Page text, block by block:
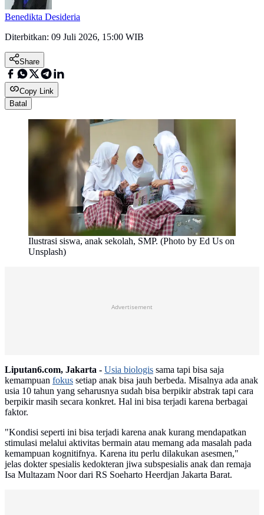
Benedikta Desideria
Diterbitkan: 09 Juli 2026, 15:00 WIB
Share
Copy Link
Batal
Ilustrasi siswa, anak sekolah, SMP. (Photo by Ed Us on
Unsplash)
Advertisement
Liputan6.com, Jakarta - Usia biologis sama tapi bisa saja
kemampuan fokus setiap anak bisa jauh berbeda. Misalnya ada anak
usia 10 tahun yang seharusnya sudah bisa berpikir abstrak tapi cara
berpikir masih secara konkret. Hal ini bisa terjadi karena berbagai
faktor.
"Kondisi seperti ini bisa terjadi karena anak kurang mendapatkan
stimulasi melalui aktivitas bermain atau memang ada masalah pada
kemampuan kognitifnya. Karena itu perlu dilakukan asesmen,"
jelas dokter spesialis kedokteran jiwa subspesialis anak dan remaja
Isa Multazam Noor dari RS Soeharto Heerdjan Jakarta Barat.